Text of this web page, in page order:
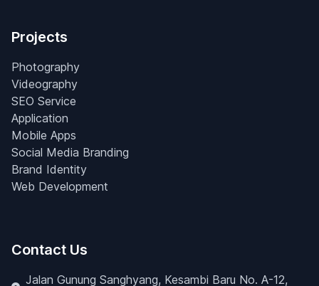
Projects
Photography
Videography
SEO Service
Application
Mobile Apps
Social Media Branding
Brand Identity
Web Development
Contact Us
Jalan Gunung Sanghyang, Kesambi Baru No. A-12,